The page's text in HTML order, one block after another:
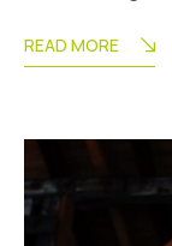
READ MORE